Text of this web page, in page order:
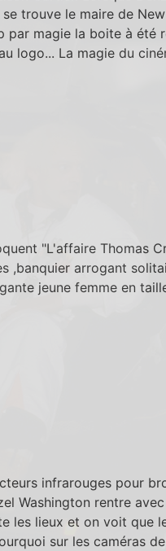
trouve le maire de
magie la boite à été
logo... La magie du
"L'affaire Thomas
,banquier arrogant
jeune femme en
infrarouges pour
Washington rentre
les lieux et on voit que
sur les caméras